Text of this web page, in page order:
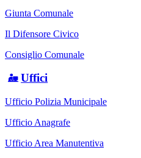
Giunta Comunale
Il Difensore Civico
Consiglio Comunale
Uffici
Ufficio Polizia Municipale
Ufficio Anagrafe
Ufficio Area Manutentiva